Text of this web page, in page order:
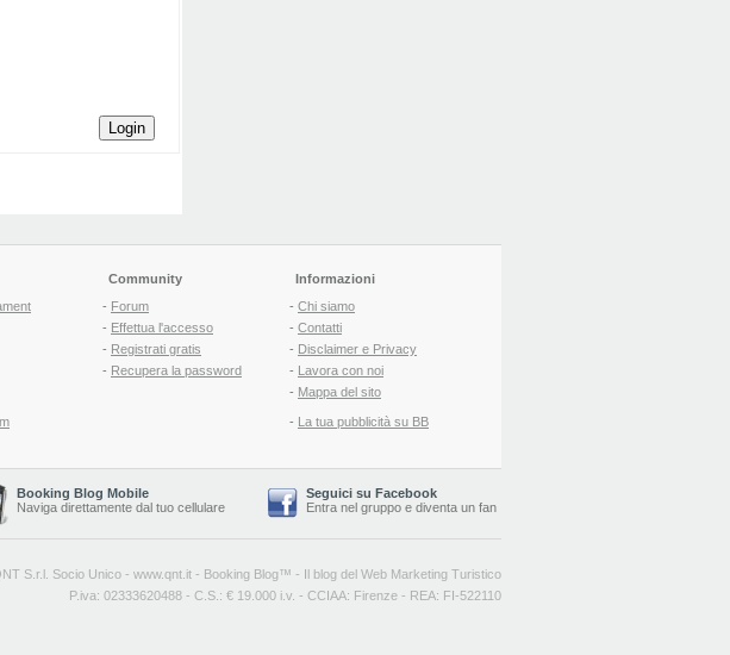
Login
Community
- Forum
- Effettua l'accesso
- Registrati gratis
- Recupera la password
Informazioni
- Chi siamo
- Contatti
- Disclaimer e Privacy
- Lavora con noi
- Mappa del sito
- La tua pubblicità su BB
Booking Blog Mobile
Naviga direttamente dal tuo cellulare
Seguici su Facebook
Entra nel gruppo e diventa un fan
S.r.l. Socio Unico - www.qnt.it - Booking Blog™ - Il blog del Web Marketing Turistico
P.iva: 02333620488 - C.S.: € 19.000 i.v. - CCIAA: Firenze - REA: FI-522110